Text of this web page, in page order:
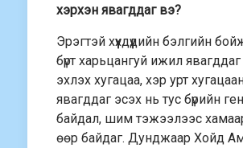
хэрхэн явагддаг вэ?
Эрэгтэй хүүхдүүдийн бэлгийн
бүрт харьцангуй ижил
эхлэх хугацаа, хэр урт
явагддаг эсэх нь тус бүрийн
байдал, шим тэжээлээс
өөр байдаг. Дунджаар Хойд